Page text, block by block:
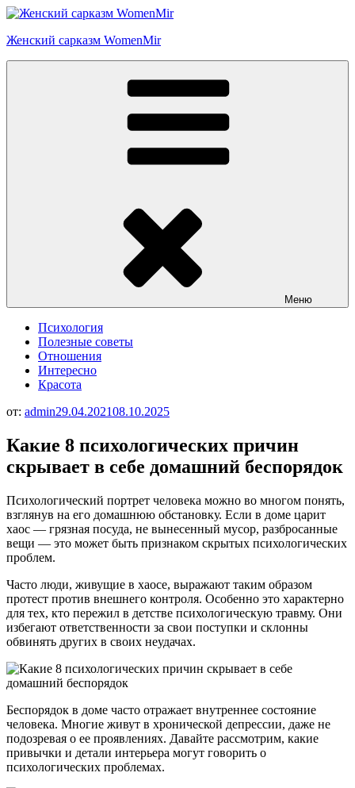
Перейти
содержимому
Женский сарказм WomenMir
Меню
Психология
Полезные советы
Отношения
Интересно
Красота
от: admin29.04.202108.10.2025
Какие 8 психологических причин
скрывает в себе домашний беспорядок
Психологический портрет человека можно во многом понять,
взглянув на его домашнюю обстановку. Если в доме царит
хаос — грязная посуда, не вынесенный мусор, разбросанные
вещи — это может быть признаком скрытых психологических
проблем.
Часто люди, живущие в хаосе, выражают таким образом
протест против внешнего контроля. Особенно это характерно
для тех, кто пережил в детстве психологическую травму. Они
избегают ответственности за свои поступки и склонны
обвинять других в своих неудачах.
Беспорядок в доме часто отражает внутреннее состояние
человека. Многие живут в хронической депрессии, даже не
подозревая о ее проявлениях. Давайте рассмотрим, какие
привычки и детали интерьера могут говорить о
психологических проблемах.